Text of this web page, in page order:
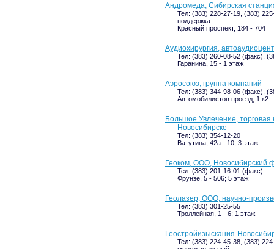
Андромеда, Сибирская
Тел: (383) 228-27-19, (383)
поддержка
Красный проспект, 184 - 704
Аудиохирургия,
Тел: (383) 260-08-52 (факс),
Гаранина, 15 - 1 этаж
Аэросоюз, группа компаний
Тел: (383) 344-98-06 (факс),
Автомобилистов проезд, 1 к2
Большое Увлечение, торговая
Новосибирске
Тел: (383) 354-12-20
Ватутина, 42а - 10; 3 этаж
Геоком, ООО, Новосибирский
Тел: (383) 201-16-01 (факс)
Фрунзе, 5 - 506; 5 этаж
Геолазер, ООО, научно-
Тел: (383) 301-25-55
Троллейная, 1 - 6; 1 этаж
Геостройизыскания-
Тел: (383) 224-45-38, (383)